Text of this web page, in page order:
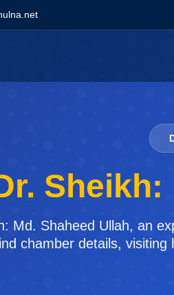
Sheikh:
Md. Shaheed Ullah, an
chamber details,